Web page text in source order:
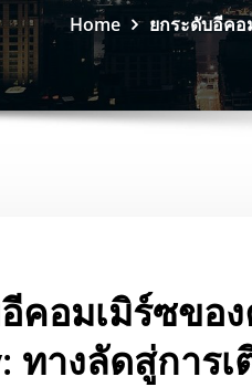
Home ยกระดับอีค
คอมเมิร์ซข
ทางลัดสู่การ